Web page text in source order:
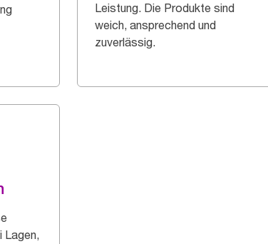
Leistung. Die Produkte sind
weich, ansprechend und
zuverlässig.
Lagen,